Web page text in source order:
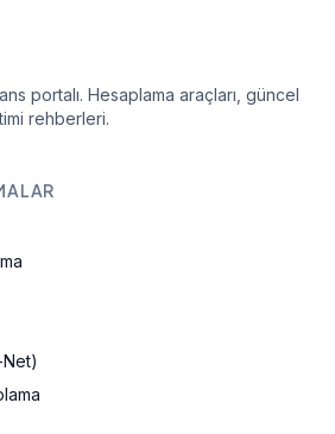
portalı. Hesaplama araçları, güncel
rehberleri.